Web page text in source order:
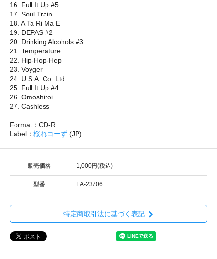
16. Full It Up #5
17. Soul Train
18. A Ta Ri Ma E
19. DEPAS #2
20. Drinking Alcohols #3
21. Temperature
22. Hip-Hop-Hep
23. Voyger
24. U.S.A. Co. Ltd.
25. Full It Up #4
26. Omoshiroi
27. Cashless
Format：CD-R
Label： 桜れコーず (JP)
販売価格 1,000円(税込)
型番 LA-23706
特定商取引法に基づく表記